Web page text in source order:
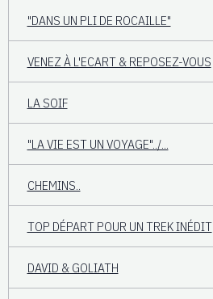
"DANS UN PLI DE ROCAILLE"
VENEZ À L'ECART & REPOSEZ-VOUS
LA SOIF
"LA VIE EST UN VOYAGE"../...
CHEMINS..
TOP DÉPART POUR UN TREK INÉDIT
DAVID & GOLIATH